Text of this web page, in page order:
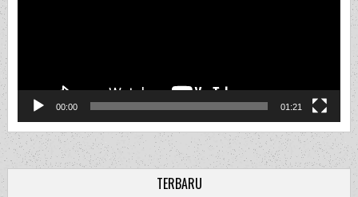
00:00 01:21
TERBARU